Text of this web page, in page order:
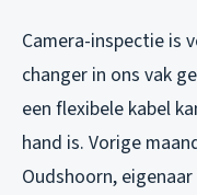
Camera-inspectie is
changer in ons vak
een flexibele kabel
hand is. Vorige
Oudshoorn,